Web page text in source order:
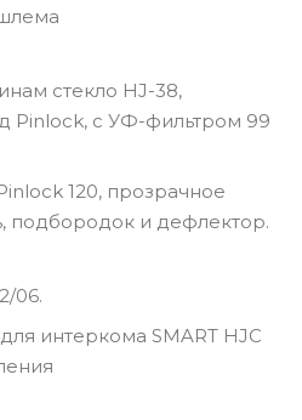
стекло HJ-38,
Pinlock, с УФ-фильтром 99
120, прозрачное
подбородок и дефлектор.
06.
интеркома SMART HJC